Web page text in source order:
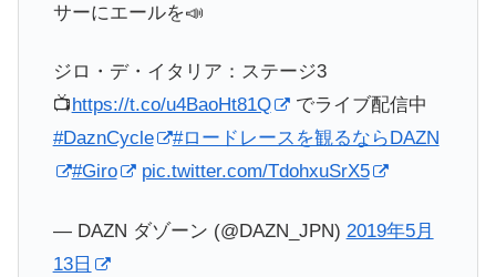
サーにエールを📣
ジロ・デ・イタリア：ステージ3
📺 https://t.co/u4BaoHt81Q
でライブ配信中
#DaznCycle
#ロードレースを観るならDAZN
#Giro
pic.twitter.com/TdohxuSrX5
— DAZN ダゾーン (@DAZN_JPN) 2019年5月
13日